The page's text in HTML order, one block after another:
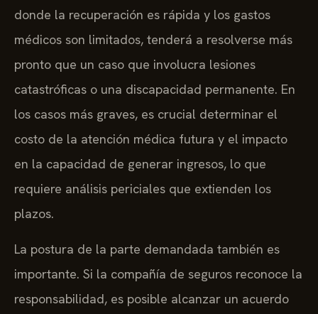
donde la recuperación es rápida y los gastos
médicos son limitados, tenderá a resolverse más
pronto que un caso que involucra lesiones
catastróficas o una discapacidad permanente. En
los casos más graves, es crucial determinar el
costo de la atención médica futura y el impacto
en la capacidad de generar ingresos, lo que
requiere análisis periciales que extienden los
plazos.
La postura de la parte demandada también es
importante. Si la compañía de seguros reconoce la
responsabilidad, es posible alcanzar un acuerdo